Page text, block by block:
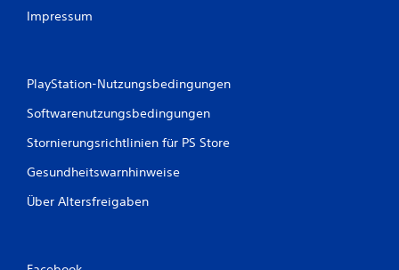
Impressum
PlayStation-Nutzungsbedingungen
Softwarenutzungsbedingungen
Stornierungsrichtlinien für PS Store
Gesundheitswarnhinweise
Über Altersfreigaben